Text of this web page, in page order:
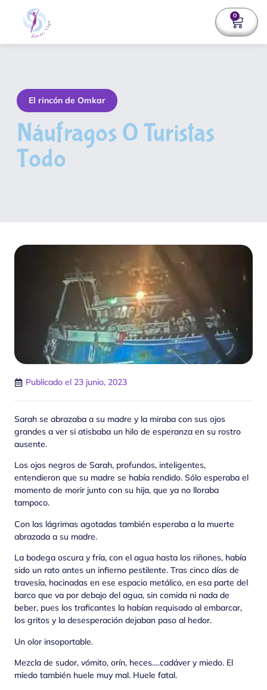
0
El rincón de Omkar
Náufragos 0 Turistas
Todo
Publicado el 23 junio, 2023
Sarah se abrazaba a su madre y la miraba con sus ojos
grandes a ver si atisbaba un hilo de esperanza en su rostro
ausente.
Los ojos negros de Sarah, profundos, inteligentes,
entendieron que su madre se había rendido. Sólo esperaba el
momento de morir junto con su hija, que ya no lloraba
tampoco.
Con las lágrimas agotadas también esperaba a la muerte
abrazada a su madre.
La bodega oscura y fría, con el agua hasta los riñones, había
sido un rato antes un infierno pestilente. Tras cinco días de
travesía, hacinadas en ese espacio metálico, en esa parte del
barco que va por debajo del agua, sin comida ni nada de
beber, pues los traficantes la habían requisado al embarcar,
los gritos y la desesperación dejaban paso al hedor.
Un olor insoportable.
Mezcla de sudor, vómito, orín, heces….cadáver y miedo. El
miedo también huele muy mal. Huele fatal.